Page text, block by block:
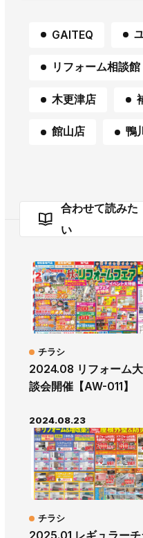
GAITEQ
リフォーム相談館
木更津店
館山店 鴨
合わせて読みた
い
2024.08 リフォーム
談会開催【AW-011】
チラシ
2024.08.23
チラシ